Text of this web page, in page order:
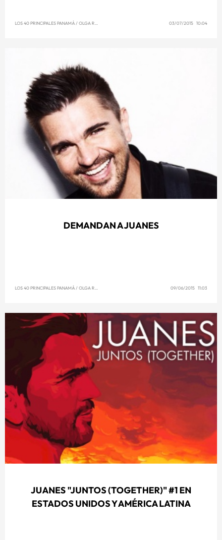
LOS 40 PRINCIPALES PANAMÁ/ OLGA REYNA 03/07/2015 10:04
DEMANDAN A JUANES
LOS 40 PRINCIPALES PANAMÁ/ OLGA REYNA 09/06/2015 11:03
JUANES "JUNTOS (TOGETHER)" #1 EN
ESTADOS UNIDOS Y AMÉRICA LATINA